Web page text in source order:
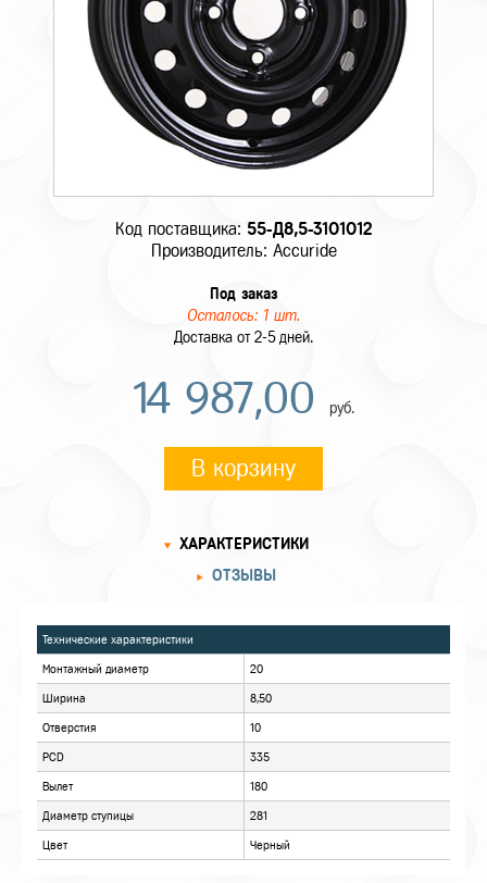
Код поставщика: 55-Д8,5-3101012
Производитель: Accuride
Под заказ
Осталось: 1 шт.
Доставка от 2-5 дней.
14 987,00 руб.
В корзину
ХАРАКТЕРИСТИКИ
ОТЗЫВЫ